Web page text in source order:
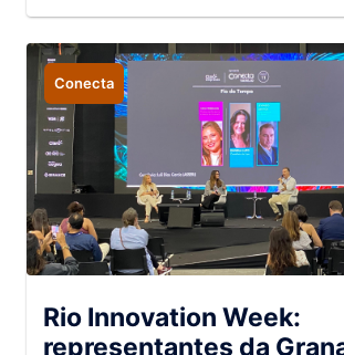
Conecta
Rio Innovation Week:
representantes da